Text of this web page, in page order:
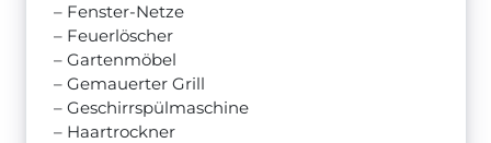
– Fenster-Netze
– Feuerlöscher
– Gartenmöbel
– Gemauerter Grill
– Geschirrspülmaschine
– Haartrockner